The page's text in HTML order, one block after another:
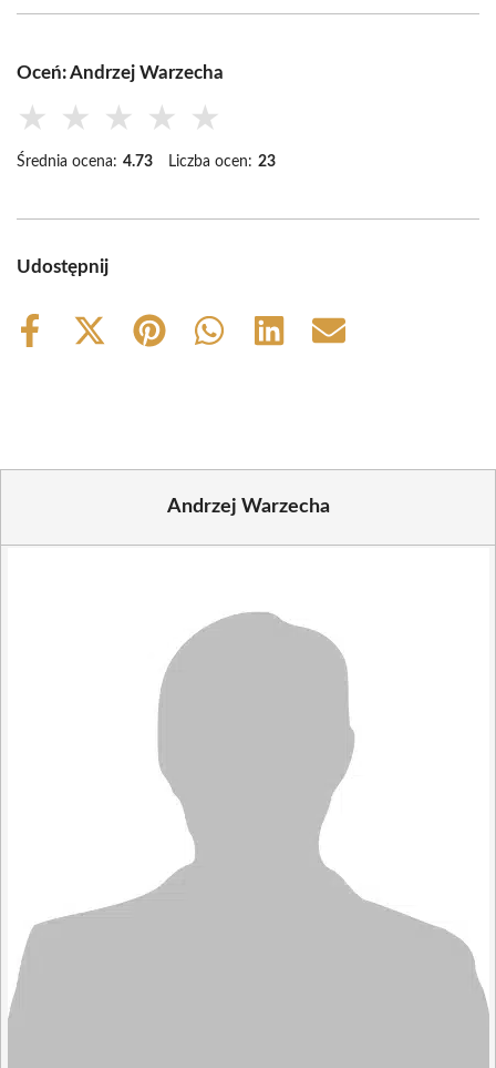
Oceń: Andrzej Warzecha
★ ★ ★ ★ ★
Średnia ocena: 4.73 Liczba ocen: 23
Udostępnij
Share
Share
Share
Share
Share
Share
Andrzej Warzecha